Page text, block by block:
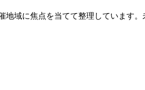
域に焦点を当てて整理しています。